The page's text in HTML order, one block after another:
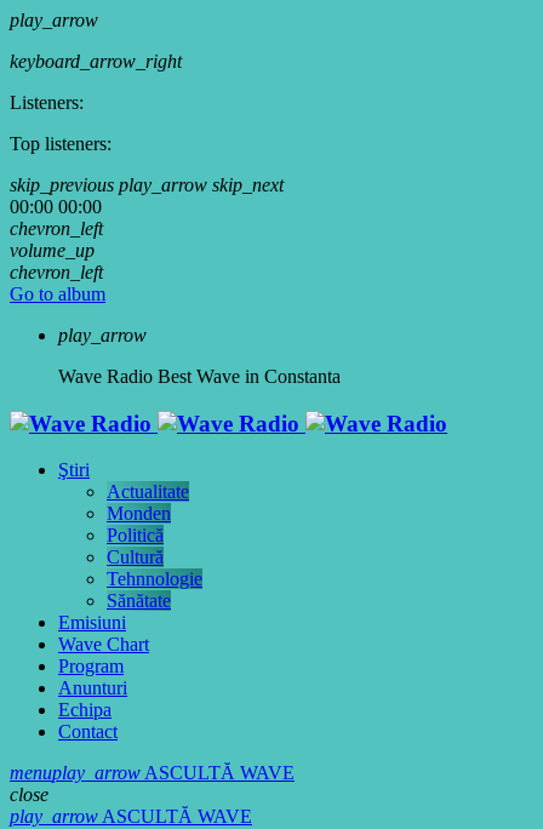
play_arrow
keyboard_arrow_right
Listeners:
Top listeners:
skip_previous play_arrow skip_next
00:00 00:00
chevron_left
volume_up
chevron_left
Go to album
play_arrow
Wave Radio Best Wave in Constanta
Ştiri
Actualitate
Monden
Politică
Cultură
Tehnnologie
Sănătate
Emisiuni
Wave Chart
Program
Anunturi
Echipa
Contact
menuplay_arrowASCULTĂ WAVE
close
play_arrowASCULTĂ WAVE